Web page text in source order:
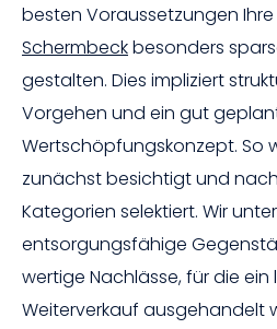
besten Voraussetzungen Ihre
Schermbeckbesonders
gestalten. Dies impliziert
Vorgehen und ein gut
Wertschöpfungskonzept. So
zunächst besichtigt und
Kategorien selektiert. Wir
entsorgungsfähige
wertige Nachlässe, für die
Weiterverkauf ausgehandelt